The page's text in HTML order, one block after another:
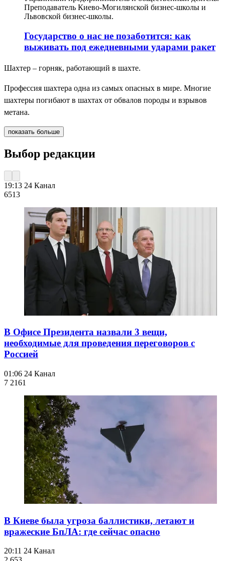
Преподаватель Киево-Могилянской бизнес-школы и
Львовской бизнес-школы.
Государство о нас не позаботится: как
выживать под ежедневными ударами ракет
Шахтер – горняк, работающий в шахте.
Профессия шахтера одна из самых опасных в мире. Многие
шахтеры погибают в шахтах от обвалов породы и взрывов
метана.
показать больше
Выбор редакции
19:13 24 Канал
6513
В Офисе Президента назвали 3 вещи,
необходимые для проведения переговоров с
Россией
01:06 24 Канал
7 2161
В Киеве была угроза баллистики, летают и
вражеские БпЛА: где сейчас опасно
20:11 24 Канал